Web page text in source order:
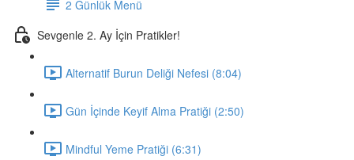
2 Günlük Menü
Sevgenle 2. Ay İçin Pratikler!
Alternatif Burun Deliği Nefesi (8:04)
Gün İçinde Keyif Alma Pratiği (2:50)
Mindful Yeme Pratiği (6:31)